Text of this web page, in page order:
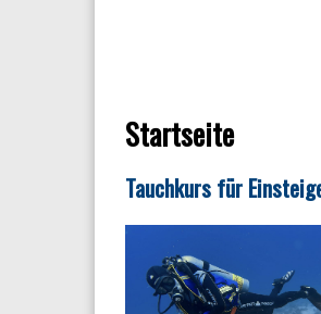
Startseite
Tauchkurs für